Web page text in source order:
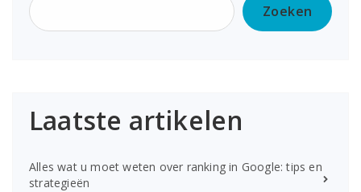
Zoeken
Laatste artikelen
Alles wat u moet weten over ranking in Google: tips en
strategieën